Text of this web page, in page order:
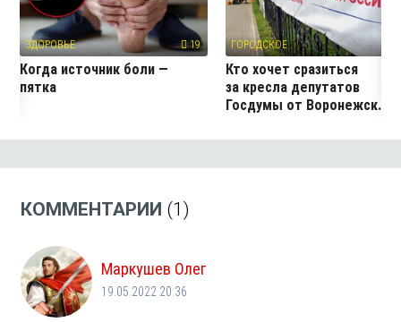
ЗДОРОВЬЕ 19
Когда источник боли —
пятка
ГОРОДСКОЕ
Кто хочет сразиться
за кресла депутатов
Госдумы от Воронежск...
КОММЕНТАРИИ (1)
Маркушев Олег
19.05.2022 20:36